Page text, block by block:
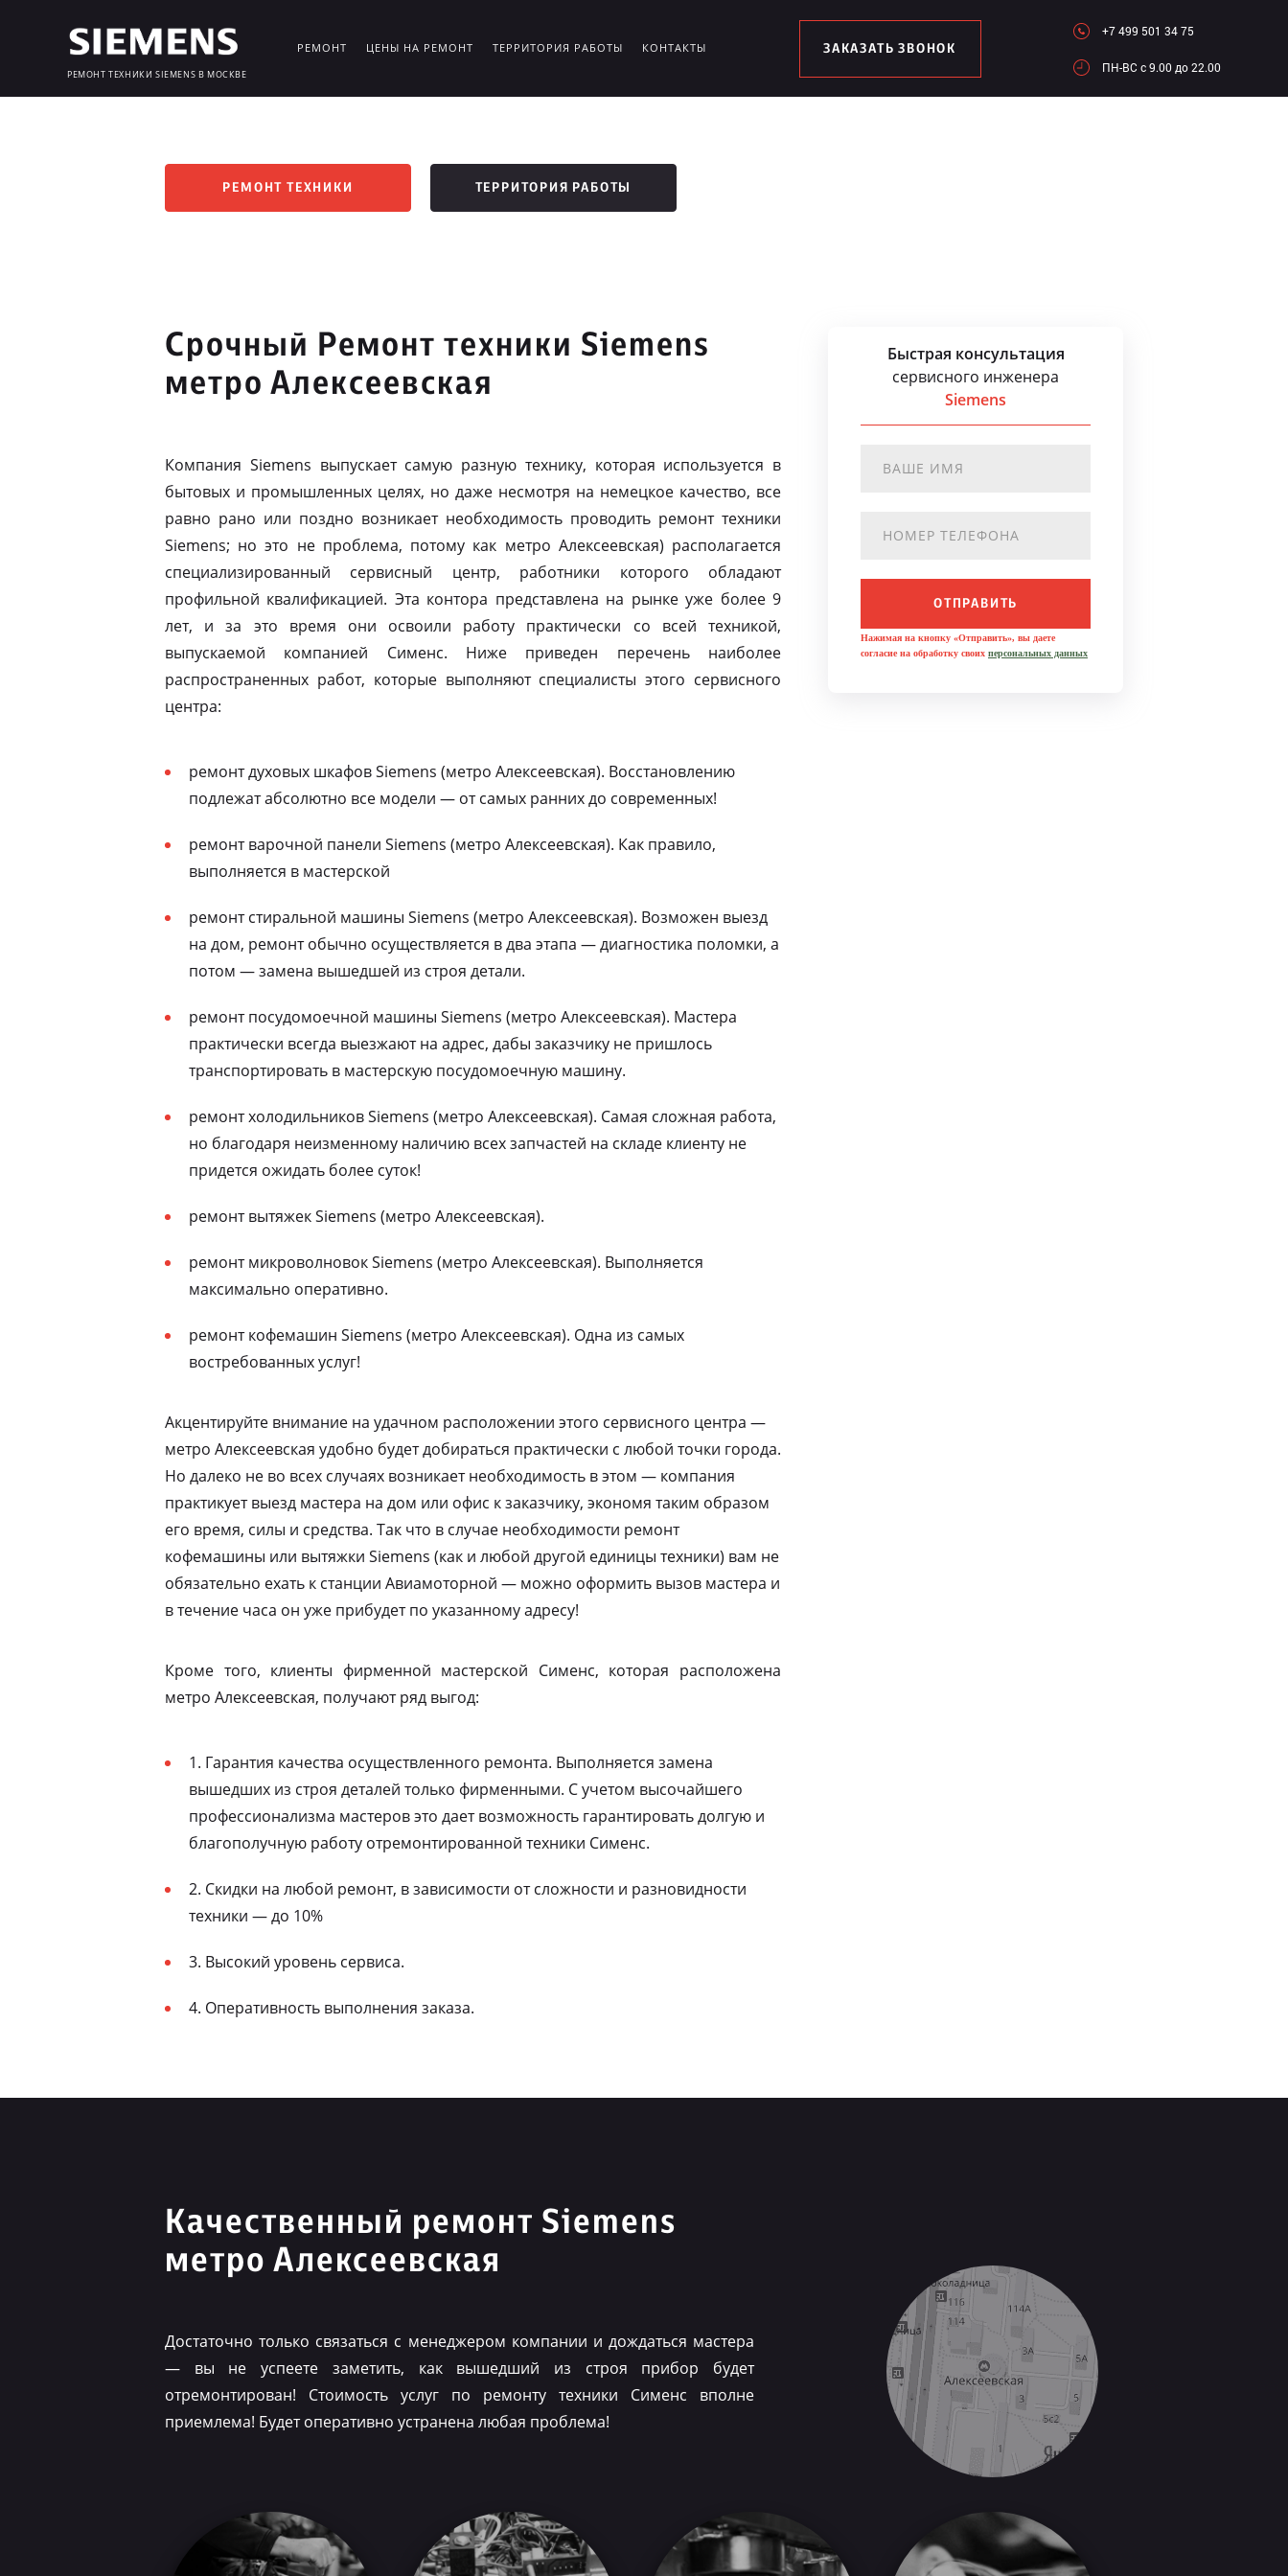
РЕМОНТ ТЕХНИКИ SIEMENS В МОСКВЕ
РЕМОНТ ЦЕНЫ НА РЕМОНТ ТЕРРИТОРИЯ РАБОТЫ КОНТАКТЫ ЗАКАЗАТЬ ЗВОНОК
+7 499 501 34 75
ПН-ВC c 9.00 до 22.00
РЕМОНТ ТЕХНИКИ ТЕРРИТОРИЯ РАБОТЫ
Срочный Ремонт техники Siemens
метро Алексеевская
Компания Siemens выпускает самую разную технику, которая используется в
бытовых и промышленных целях, но даже несмотря на немецкое качество, все
равно рано или поздно возникает необходимость проводить ремонт техники
Siemens; но это не проблема, потому как метро Алексеевская) располагается
специализированный сервисный центр, работники которого обладают
профильной квалификацией. Эта контора представлена на рынке уже более 9
лет, и за это время они освоили работу практически со всей техникой,
выпускаемой компанией Сименс. Ниже приведен перечень наиболее
распространенных работ, которые выполняют специалисты этого сервисного
центра:
ремонт духовых шкафов Siemens (метро Алексеевская). Восстановлению
подлежат абсолютно все модели — от самых ранних до современных!
ремонт варочной панели Siemens (метро Алексеевская). Как правило,
выполняется в мастерской
ремонт стиральной машины Siemens (метро Алексеевская). Возможен выезд
на дом, ремонт обычно осуществляется в два этапа — диагностика поломки, а
потом — замена вышедшей из строя детали.
ремонт посудомоечной машины Siemens (метро Алексеевская). Мастера
практически всегда выезжают на адрес, дабы заказчику не пришлось
транспортировать в мастерскую посудомоечную машину.
ремонт холодильников Siemens (метро Алексеевская). Самая сложная работа,
но благодаря неизменному наличию всех запчастей на складе клиенту не
придется ожидать более суток!
ремонт вытяжек Siemens (метро Алексеевская).
ремонт микроволновок Siemens (метро Алексеевская). Выполняется
максимально оперативно.
ремонт кофемашин Siemens (метро Алексеевская). Одна из самых
востребованных услуг!
Акцентируйте внимание на удачном расположении этого сервисного центра —
метро Алексеевская удобно будет добираться практически с любой точки города.
Но далеко не во всех случаях возникает необходимость в этом — компания
практикует выезд мастера на дом или офис к заказчику, экономя таким образом
его время, силы и средства. Так что в случае необходимости ремонт
кофемашины или вытяжки Siemens (как и любой другой единицы техники) вам не
обязательно ехать к станции Авиамоторной — можно оформить вызов мастера и
в течение часа он уже прибудет по указанному адресу!
Кроме того, клиенты фирменной мастерской Сименс, которая расположена
метро Алексеевская, получают ряд выгод:
1. Гарантия качества осуществленного ремонта. Выполняется замена
вышедших из строя деталей только фирменными. С учетом высочайшего
профессионализма мастеров это дает возможность гарантировать долгую и
благополучную работу отремонтированной техники Сименс.
2. Скидки на любой ремонт, в зависимости от сложности и разновидности
техники — до 10%
3. Высокий уровень сервиса.
4. Оперативность выполнения заказа.
Быстрая консультация
сервисного инженера
Siemens
ОТПРАВИТЬ
Нажимая на кнопку «Отправить», вы даете
согласие на обработку своих персональных данных
Качественный ремонт Siemens
метро Алексеевская
Достаточно только связаться с менеджером компании и дождаться мастера
— вы не успеете заметить, как вышедший из строя прибор будет
отремонтирован! Стоимость услуг по ремонту техники Сименс вполне
приемлема! Будет оперативно устранена любая проблема!